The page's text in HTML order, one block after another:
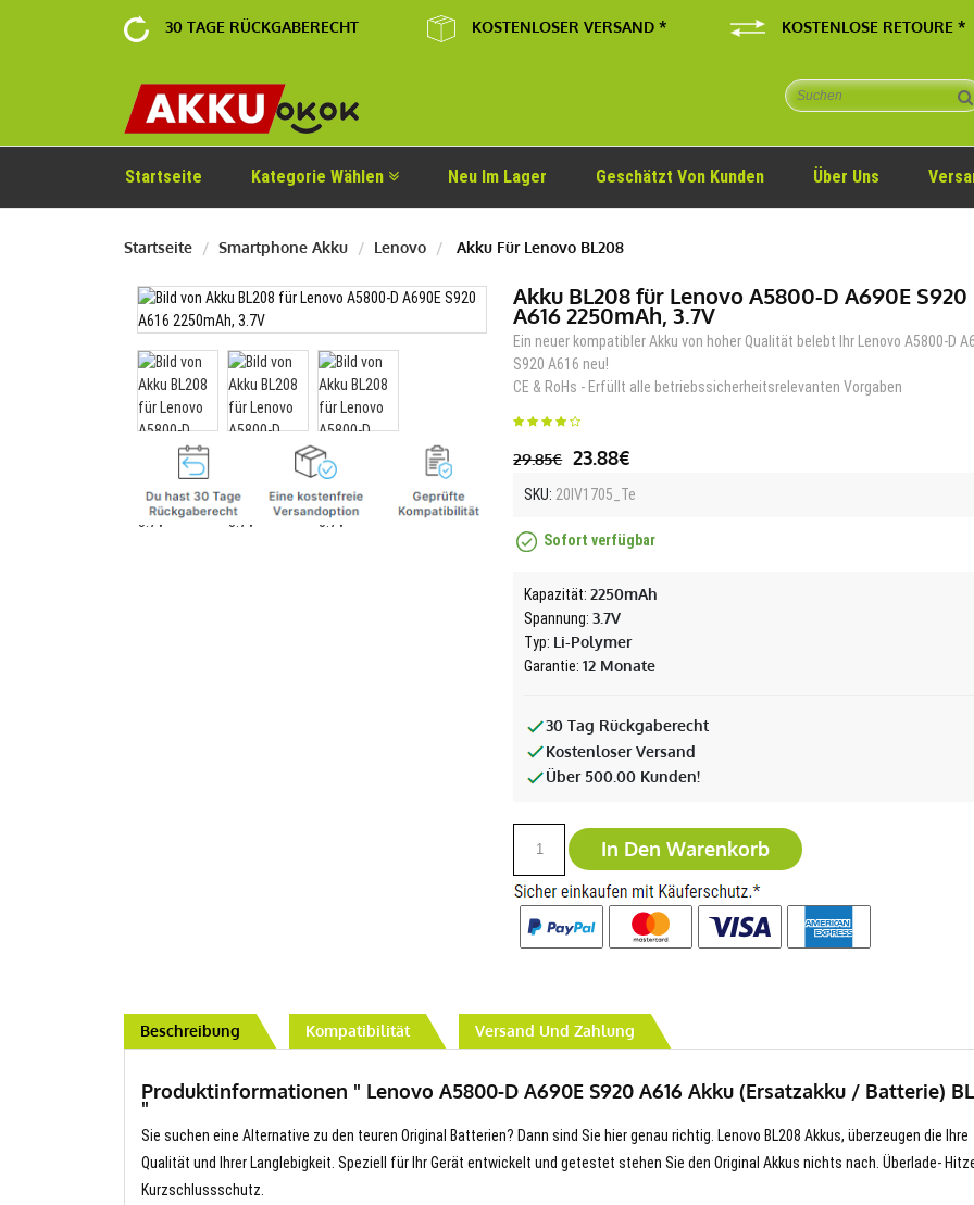
30 TAGE RÜCKGABERECHT KOSTENLOSER VERSAND * KOSTENLOSE RETOURE *
Startseite Kategorie Wählen Neu Im Lager Geschätzt Von Kunden Über Uns
Startseite Smartphone Akku Lenovo Akku Für Lenovo BL208
Akku BL208 für Lenovo A5800-D A690E S920
A616 2250mAh, 3.7V
Ein neuer kompatibler Akku von hoher Qualität belebt Ihr Lenovo A5800-D
S920 A616 neu!
CE & RoHs - Erfüllt alle betriebssicherheitsrelevanten Vorgaben
29.85€ 23.88€
SKU: 20IV1705_Te
Sofort verfügbar
Kapazität:2250mAh
Spannung:3.7V
Typ: Li-Polymer
Garantie:12 Monate
30 Tag Rückgaberecht
Kostenloser Versand
Über 500.00 Kunden!
In Den Warenkorb
Beschreibung Kompatibilität Versand Und Zahlung
Produktinformationen " Lenovo A5800-D A690E S920 A616 Akku (Ersatzakku / Batterie)
"
Sie suchen eine Alternative zu den teuren Original Batterien? Dann sind Sie hier genau richtig. Lenovo BL208 Akkus, überzeugen die Ihre
Qualität und Ihrer Langlebigkeit. Speziell für Ihr Gerät entwickelt und getestet stehen Sie den Original Akkus nichts nach. Überlade-
Kurzschlussschutz.